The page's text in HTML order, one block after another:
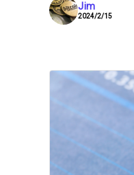
Jim
2024/2/15